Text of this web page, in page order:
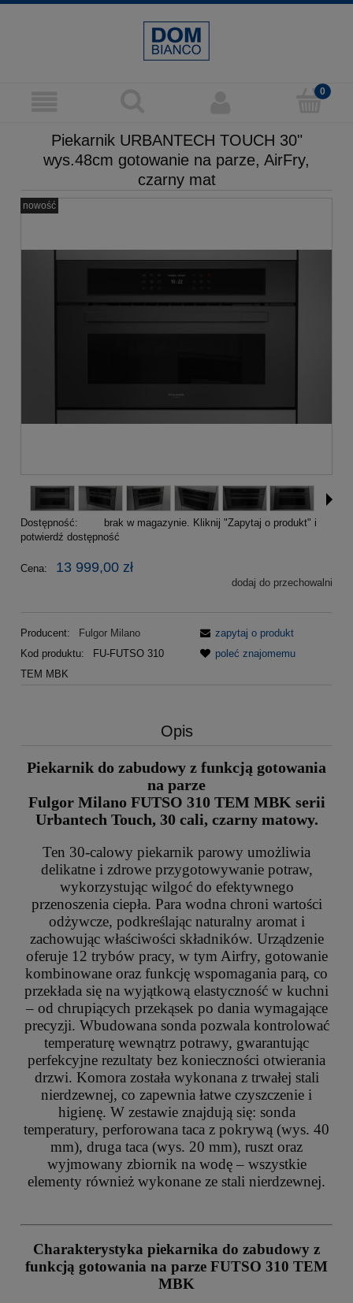
Piekarnik URBANTECH TOUCH 30"
wys.48cm gotowanie na parze, AirFry,
czarny mat
nowość
Dostępność:
brak w magazynie. Kliknij "Zapytaj o produkt" i
potwierdź dostępność
Cena: 13 999,00 zł
dodaj do przechowalni
Producent:
Fulgor Milano
Kod produktu:
FU-FUTSO 310
TEM MBK
zapytaj o produkt
poleć znajomemu
Opis
Piekarnik do zabudowy z funkcją gotowania
na parze
Fulgor Milano FUTSO 310 TEM MBK serii
Urbantech Touch, 30 cali, czarny matowy.
Ten 30-calowy piekarnik parowy umożliwia
delikatne i zdrowe przygotowywanie potraw,
wykorzystując wilgoć do efektywnego
przenoszenia ciepła. Para wodna chroni wartości
odżywcze, podkreślając naturalny aromat i
zachowując właściwości składników. Urządzenie
oferuje 12 trybów pracy, w tym Airfry, gotowanie
kombinowane oraz funkcję wspomagania parą, co
przekłada się na wyjątkową elastyczność w kuchni
– od chrupiących przekąsek po dania wymagające
precyzji. Wbudowana sonda pozwala kontrolować
temperaturę wewnątrz potrawy, gwarantując
perfekcyjne rezultaty bez konieczności otwierania
drzwi. Komora została wykonana z trwałej stali
nierdzewnej, co zapewnia łatwe czyszczenie i
higienę. W zestawie znajdują się: sonda
temperatury, perforowana taca z pokrywą (wys. 40
mm), druga taca (wys. 20 mm), ruszt oraz
wyjmowany zbiornik na wodę – wszystkie
elementy również wykonane ze stali nierdzewnej.
Charakterystyka piekarnika do zabudowy z
funkcją gotowania na parze FUTSO 310 TEM
MBK